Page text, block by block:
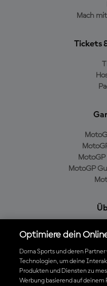
Mach
Tickets
MotoGP
Optimiere dein
Dorna Sports und deren
Technologien, um deine
Produkten und Diensten zu
Werbung basierend auf deinem